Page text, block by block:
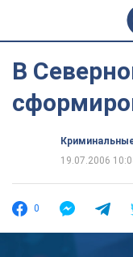
В
19.07.2006
0